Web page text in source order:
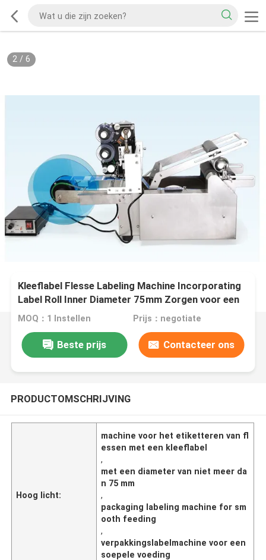
2/ 6
Kleeflabel Flesse Labeling Machine Incorporating
Label Roll Inner Diameter 75mm Zorgen voor een
soepele en label voeding
MOQ：1 Instellen Prijs：negotiate
Beste prijs Contacteer ons
PRODUCTOMSCHRIJVING
Hoog licht:
machine voor het etiketteren van fl
essen met een kleeflabel
,
met een diameter van niet meer da
n 75 mm
,
packaging labeling machine for sm
ooth feeding
,
verpakkingslabelmachine voor een
soepele voeding